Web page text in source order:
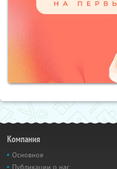
Компания
Основное
Публикации о нас